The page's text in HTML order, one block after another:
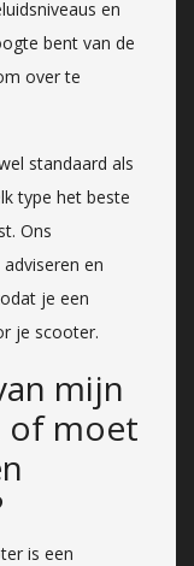
en
bent van de
over te
standaard als
type het beste
Ons
en
je een
je scooter.
mijn
of moet
is een